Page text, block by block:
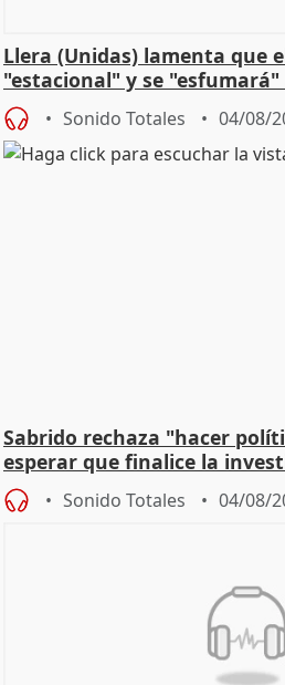
Llera (Unidas) lamenta que
"estacional" y se
Sonido Totales 04/08/
Sabrido rechaza "hacer
esperar que finalice la
Sonido Totales 04/08/